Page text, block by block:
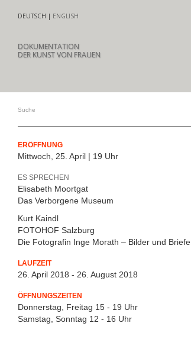
DEUTSCH ENGLISH
DOKUMENTATION
DER KUNST VON FRAUEN
ERÖFFNUNG
Mittwoch, 25. April | 19 Uhr
ES SPRECHEN
Elisabeth Moortgat
Das Verborgene Museum
Kurt Kaindl
FOTOHOF Salzburg
Die Fotografin Inge Morath – Bilder und Briefe
LAUFZEIT
26. April 2018 - 26. August 2018
ÖFFNUNGSZEITEN
Donnerstag, Freitag 15 - 19 Uhr
Samstag, Sonntag 12 - 16 Uhr